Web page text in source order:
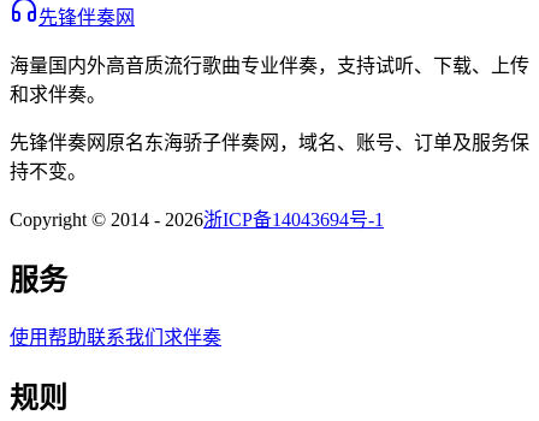
先锋伴奏网
海量国内外高音质流行歌曲专业伴奏，支持试听、下载、上传
和求伴奏。
先锋伴奏网 原名东海骄子伴奏网 ，域名、账号、订单及服务保
持不变。
Copyright © 2014 - 2026浙ICP备14043694号-1
服务
使用帮助联系我们 求伴奏
规则